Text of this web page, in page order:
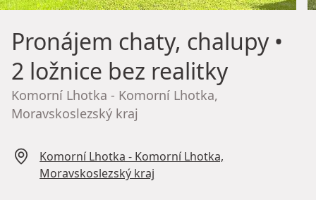
Pronájem chaty, chalupy•
2 ložnice bez realitky
Komorní Lhotka - Komorní Lhotka,
Moravskoslezský kraj
Komorní Lhotka - Komorní Lhotka,
Moravskoslezský kraj